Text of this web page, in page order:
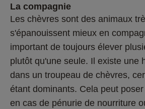
La compagnie
Les chèvres sont des animaux
s'épanouissent mieux en
important de toujours élever
plutôt qu'une seule. Il existe une
dans un troupeau de chèvres,
étant dominants. Cela peut
en cas de pénurie de nourriture